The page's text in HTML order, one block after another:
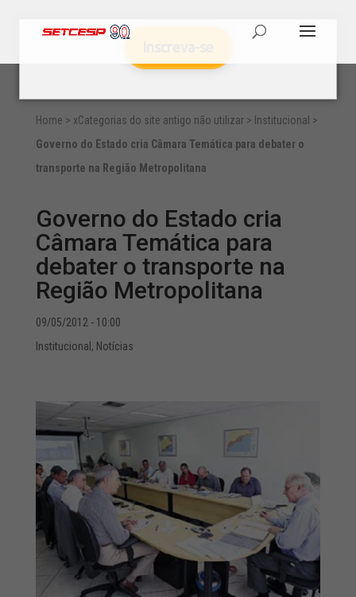
Home > xCategorias do site antigo não utilizar> Institucional >
Governo do Estado cria Câmara Temática para debater o
transporte na Região Metropolitana
Governo do Estado cria
Câmara Temática para
debater o transporte na
Região Metropolitana
09/05/2012 - 10:00
Institucional , Notícias